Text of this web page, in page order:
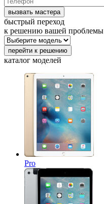
быстрый переход
к решению вашей проблемы
каталог моделей
Pro